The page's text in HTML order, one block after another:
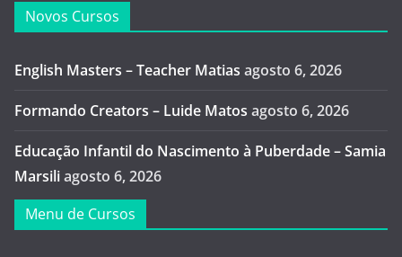
Novos Cursos
English Masters – Teacher Matias agosto 6, 2026
Formando Creators – Luide Matos agosto 6, 2026
Educação Infantil do Nascimento à Puberdade – Samia
Marsiliagosto 6, 2026
Menu de Cursos